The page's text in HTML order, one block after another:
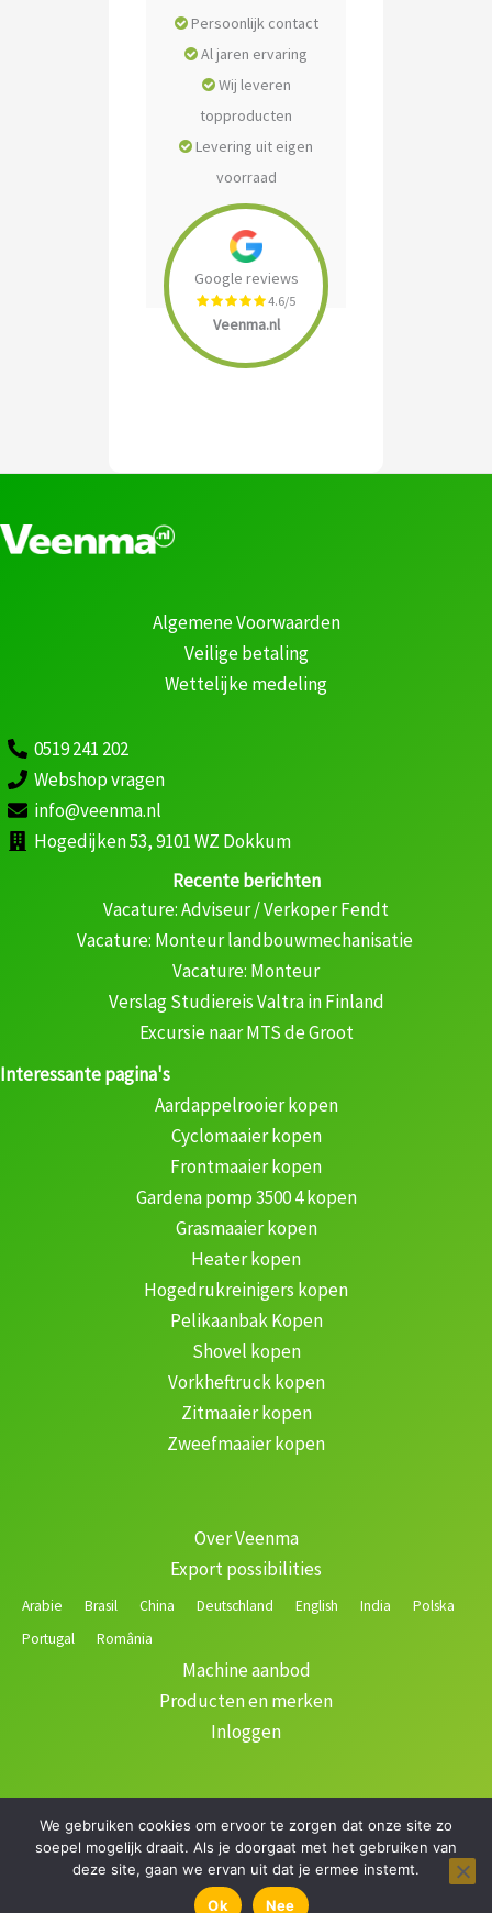
Persoonlijk contact
Al jaren ervaring
Wij leveren
topproducten
Levering uit eigen
voorraad
Google reviews
4.6/5
Veenma.nl
Algemene Voorwaarden
Veilige betaling
Wettelijke medeling
0519 241 202
Webshop vragen
info@veenma.nl
Hogedijken 53, 9101 WZ Dokkum
Recente berichten
Vacature: Adviseur / Verkoper Fendt
Vacature: Monteur landbouwmechanisatie
Vacature: Monteur
Verslag Studiereis Valtra in Finland
Excursie naar MTS de Groot
Interessante pagina's
Aardappelrooier kopen
Cyclomaaier kopen
Frontmaaier kopen
Gardena pomp 3500 4 kopen
Grasmaaier kopen
Heater kopen
Hogedrukreinigers kopen
Pelikaanbak Kopen
Shovel kopen
Vorkheftruck kopen
Zitmaaier kopen
Zweefmaaier kopen
Over Veenma
Export possibilities
Arabie Brasil China Deutschland English India
Polska
Portugal
România
Machine aanbod
Producten en merken
Inloggen
Copyright © 2026 Veenma | Gerealiseerd door
We gebruiken cookies om ervoor te zorgen dat onze site zo
soepel mogelijk draait. Als je doorgaat met het gebruiken van
deze site, gaan we ervan uit dat je ermee instemt.
Ok Nee